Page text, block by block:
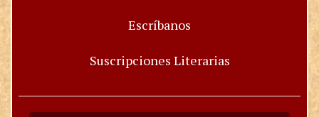
Escríbanos
Suscripciones Literarias